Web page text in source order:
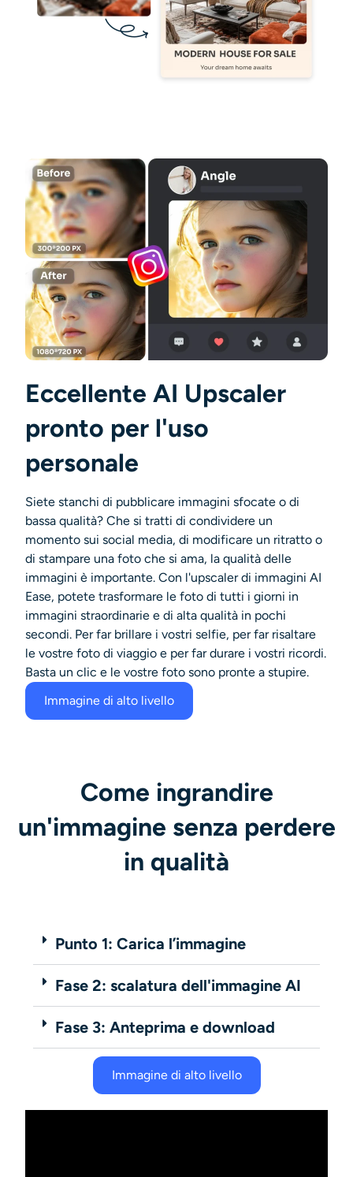
Eccellente AI Upscaler
pronto per l'uso
personale
Siete stanchi di pubblicare immagini sfocate o di
bassa qualità? Che si tratti di condividere un
momento sui social media, di modificare un ritratto o
di stampare una foto che si ama, la qualità delle
immagini è importante. Con l'upscaler di immagini AI
Ease, potete trasformare le foto di tutti i giorni in
immagini straordinarie e di alta qualità in pochi
secondi. Per far brillare i vostri selfie, per far risaltare
le vostre foto di viaggio e per far durare i vostri ricordi.
Basta un clic e le vostre foto sono pronte a stupire.
Immagine di alto livello
Come ingrandire
un'immagine senza perdere
in qualità
Punto 1: Carica l’immagine
Fase 2: scalatura dell'immagine AI
Fase 3: Anteprima e download
Immagine di alto livello